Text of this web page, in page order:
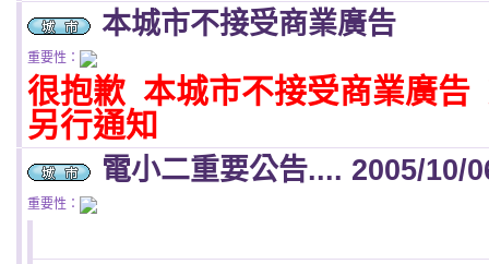
本城市不接受商業廣告
重要性：
很抱歉 本城市不接受商業廣
另行通知
電小二重要公告.... 2005/10/
重要性：